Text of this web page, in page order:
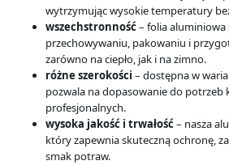
wytrzymując wysokie temperatury
wszechstronność– folia aluminiowa
przechowywaniu, pakowaniu i
zarówno na ciepło, jak i na zimno.
różne szerokości – dostępna w
pozwala na dopasowanie do potrzeb
profesjonalnych.
wysoka jakość i trwałość– nasza
który zapewnia skuteczną ochronę,
smak potraw.